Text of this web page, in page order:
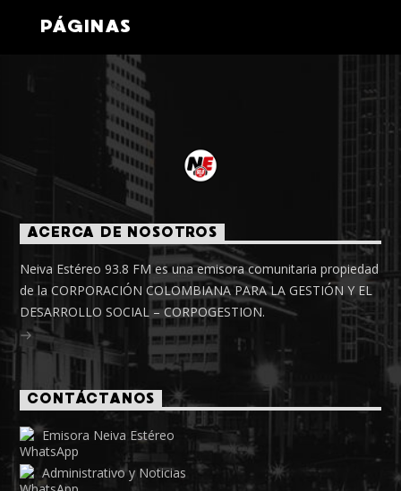
PÁGINAS
ACERCA DE NOSOTROS
Neiva Estéreo 93.8 FM es una emisora comunitaria propiedad
de la CORPORACIÓN COLOMBIANA PARA LA GESTIÓN Y EL
DESARROLLO SOCIAL – CORPOGESTION.
CONTÁCTANOS
Emisora Neiva Estéreo
Administrativo y Noticias